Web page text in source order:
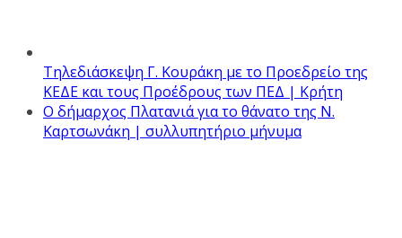
Τηλεδιάσκεψη Γ. Κουράκη με το Προεδρείο της
ΚΕΔΕ και τους Προέδρους των ΠΕΔ | Κρήτη
Ο δήμαρχος Πλατανιά για το θάνατο της Ν.
Καρτσωνάκη | συλλυπητήριο μήνυμα